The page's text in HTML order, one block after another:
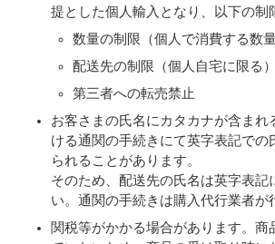
提とした個人輸入となり、以下の制
数量の制限（個人で消費する数量
配送先の制限（個人自宅に限る）
第三者への転売禁止
お客さまの氏名にカタカナが含まれ
ける通関の手続きにて英字表記での
られることがあります。
そのため、配送先の氏名は英字表記
い。通関の手続きは購入代行業者が
関税等がかかる場合があります。商